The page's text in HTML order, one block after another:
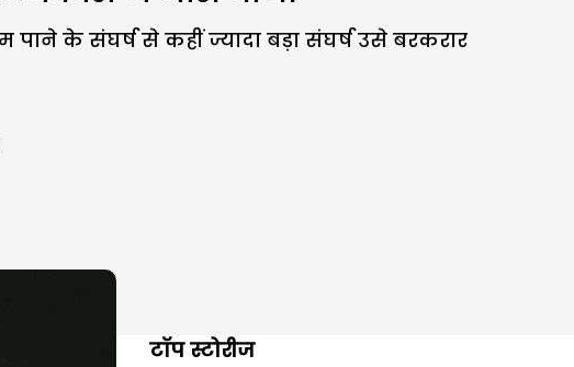
के संघर्ष से कहीं ज्यादा बड़ा संघर्ष उसे बरकरार
टॉप स्टोरीज